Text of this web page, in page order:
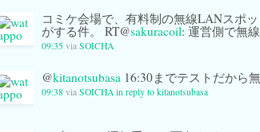
コミケ会場で、有料制の無線LANスポ
がする件。 RT@sakuracoil: 運営側で無
09:35 via SOICHA
@kitanotsubasa 16:30までテストだから
09:38 via SOICHA in reply to kitanotsubasa